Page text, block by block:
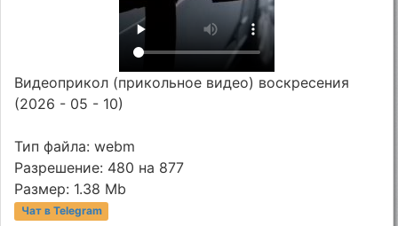
Видеоприкол (прикольное видео) воскресения
(2026 - 05 - 10)
Тип файла: webm
Разрешение: 480 на 877
Размер: 1.38 Mb
Чат в Telegram